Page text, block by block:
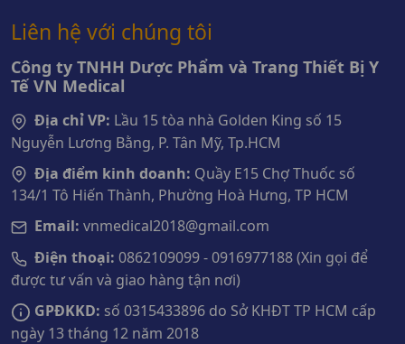
Liên hệ với chúng tôi
Công ty TNHH Dược Phẩm và Trang Thiết Bị Y
Tế VN Medical
Địa chỉ VP: Lầu 15 tòa nhà Golden King số 15
Nguyễn Lương Bằng, P. Tân Mỹ, Tp.HCM
Địa điểm kinh doanh: Quầy E15 Chợ Thuốc số
134/1 Tô Hiến Thành, Phường Hoà Hưng, TP HCM
Email: vnmedical2018@gmail.com
Điện thoại: 0862109099 - 0916977188 (Xin gọi để
được tư vấn và giao hàng tận nơi)
GPĐKKD: số 0315433896 do Sở KHĐT TP HCM cấp
ngày 13 tháng 12 năm 2018